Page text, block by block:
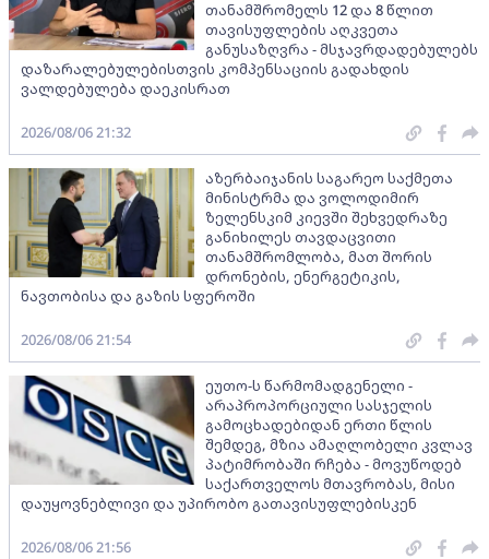
თანამშრომელს 12 და 8 წლით
თავისუფლების აღკვეთა
განუსაზღვრა - მსჯავრდადებულებს
დაზარალებულებისთვის კომპენსაციის გადახდის
ვალდებულება დაეკისრათ
2026/08/06 21:32
აზერბაიჯანის საგარეო საქმეთა
მინისტრმა და ვოლოდიმირ
ზელენსკიმ კიევში შეხვედრაზე
განიხილეს თავდაცვითი
თანამშრომლობა, მათ შორის
დრონების, ენერგეტიკის,
ნავთობისა და გაზის სფეროში
2026/08/06 21:54
ეუთო-ს წარმომადგენელი -
არაპროპორციული სასჯელის
გამოცხადებიდან ერთი წლის
შემდეგ, მზია ამაღლობელი კვლავ
პატიმრობაში რჩება - მოვუწოდებ
საქართველოს მთავრობას, მისი
დაუყოვნებლივი და უპირობო გათავისუფლებისკენ
2026/08/06 21:56